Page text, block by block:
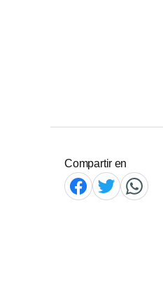
Compartir en